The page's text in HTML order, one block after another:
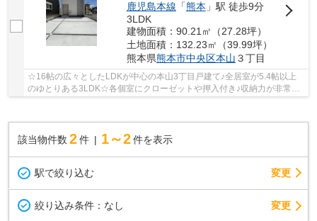
鹿児島本線 「熊本 」駅 徒歩9分
3LDK
建物面積：90.21㎡（27.28坪）
土地面積：132.23㎡（39.99坪）
熊本県熊本市中央区本山 ３丁目
☆16帖の広々としたLDKが中心の本山3丁目戸建て♪全居室が5.4帖以上
のゆとりある3LDK☆各個室にクローゼットや押入付き♪収納力が非常に
該当物件数 2件 1～2 件を表示
駅で絞り込む 変更
絞り込み条件： なし 変更